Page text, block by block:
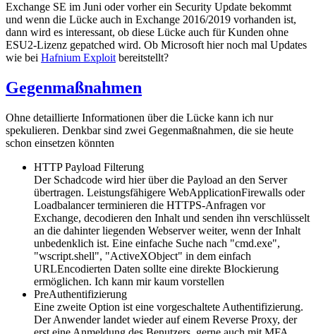
Exchange SE im Juni oder vorher ein Security Update bekommt
und wenn die Lücke auch in Exchange 2016/2019 vorhanden ist,
dann wird es interessant, ob diese Lücke auch für Kunden ohne
ESU2-Lizenz gepatched wird. Ob Microsoft hier noch mal Updates
wie bei Hafnium Exploit bereitstellt?
Gegenmaßnahmen
Ohne detaillierte Informationen über die Lücke kann ich nur
spekulieren. Denkbar sind zwei Gegenmaßnahmen, die sie heute
schon einsetzen könnten
HTTP Payload Filterung
Der Schadcode wird hier über die Payload an den Server
übertragen. Leistungsfähigere WebApplicationFirewalls oder
Loadbalancer terminieren die HTTPS-Anfragen vor
Exchange, decodieren den Inhalt und senden ihn verschlüsselt
an die dahinter liegenden Webserver weiter, wenn der Inhalt
unbedenklich ist. Eine einfache Suche nach "cmd.exe",
"wscript.shell", "ActiveXObject" in dem einfach
URLEncodierten Daten sollte eine direkte Blockierung
ermöglichen. Ich kann mir kaum vorstellen
PreAuthentifizierung
Eine zweite Option ist eine vorgeschaltete Authentifizierung.
Der Anwender landet wieder auf einem Reverse Proxy, der